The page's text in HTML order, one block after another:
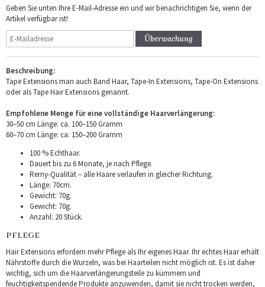
Geben Sie unten Ihre E-Mail-Adresse ein und wir benachrichtigen Sie, wenn der
Artikel verfügbar ist!
Überwachung
Beschreibung:
Tape Extensions man auch Band Haar, Tape-In Extensions, Tape-On Extensions
oder als Tape Hair Extensions genannt.
Empfohlene Menge für eine vollständige Haarverlängerung:
30–50 cm Länge: ca. 100–150 Gramm
60–70 cm Länge: ca. 150–200 Gramm
100 % Echthaar.
Dauert bis zu 6 Monate, je nach Pflege.
Remy-Qualität – alle Haare verlaufen in gleicher Richtung.
Länge: 70cm.
Gewicht: 70g.
Gewicht: 70g.
Anzahl: 20 Stück.
PFLEGE
Hair Extensions erfordern mehr Pflege als Ihr eigenes Haar. Ihr echtes Haar erhält
Nährstoffe durch die Wurzeln, was bei Haarteilen nicht möglich ist. Es ist daher
wichtig, sich um die Haarverlängerungsteile zu kümmern und
feuchtigkeitspendende Produkte anzuwenden, damit sie nicht trocken werden,